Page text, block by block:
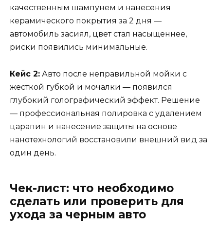
качественным шампунем и нанесения
керамического покрытия за 2 дня —
автомобиль засиял, цвет стал насыщеннее,
риски появились минимальные.
Кейс 2: Авто после неправильной мойки с
жесткой губкой и мочалки — появился
глубокий голографический эффект. Решение
— профессиональная полировка с удалением
царапин и нанесение защиты на основе
нанотехнологий восстановили внешний вид за
один день.
Чек-лист: что необходимо
сделать или проверить для
ухода за черным авто